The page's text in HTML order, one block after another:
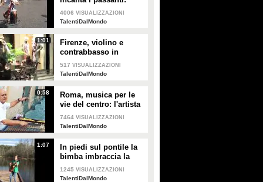
l'armoniosa melodia
nel cuore di Roma
4006 VISUALIZZAZIONI
TalentiDalMondo
1:01
Firenze, violino e
contrabbasso in
strada: i musicisti
stupiscono tutti con il
517 VISUALIZZAZIONI
TalentiDalMondo
0:58
Roma, musica per le
vie del centro: l'artista
di strada incanta i
turisti
7464 VISUALIZZAZIONI
TalentiDalMondo
1:07
In piedi sul pontile la
bimba imbraccia la
chitarra e inizia a
cantare: la sua voce
1245 VISUALIZZAZIONI
TalentiDalMondo